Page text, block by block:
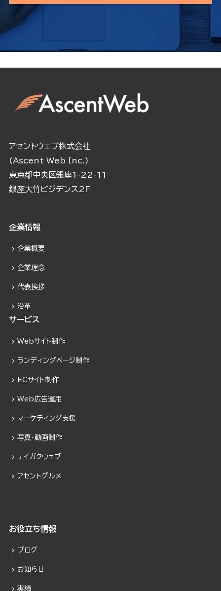
アセントウェブ株式会社
(Ascent Web Inc.)
東京都中央区銀座1-22-11
銀座大竹ビジデンス2F
企業情報
企業概要
企業理念
代表挨拶
沿革
サービス
Webサイト制作
ランディングページ制作
ECサイト制作
Web広告運用
マーケティング支援
写真・動画制作
テイガクウェブ
アセントグルメ
お役立ち情報
ブログ
お知らせ
実績